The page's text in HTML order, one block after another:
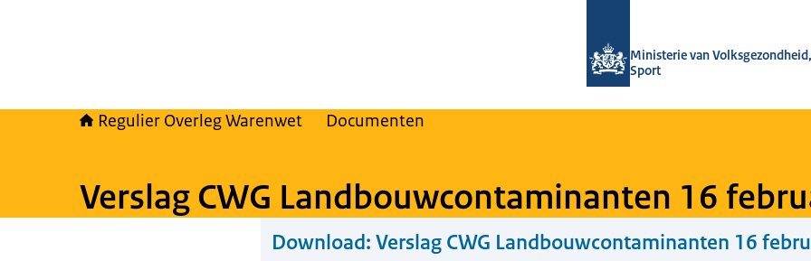
Ministerie van
Sport
Regulier Overleg Warenwet Documenten
Verslag CWG Landbouwcontaminanten 16
Download: Verslag CWG Landbouwcontaminanten 16